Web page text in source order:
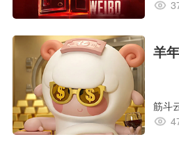
羊
筋斗